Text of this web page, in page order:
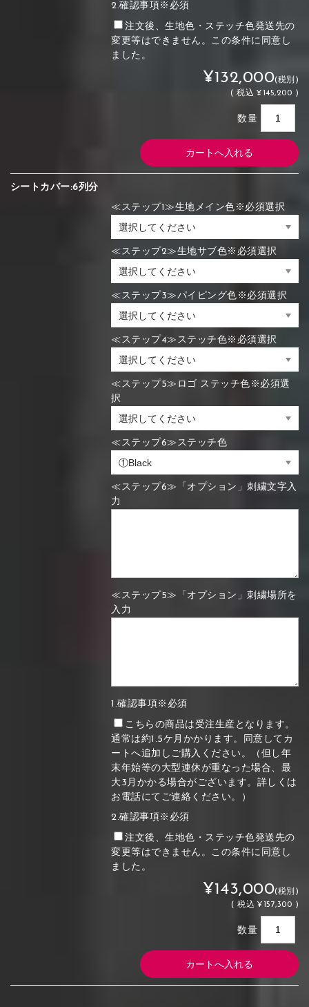
2.確認事項※必須
注文後、生地色・ステッチ色発送先の
変更等はできません。この条件に同意し
ました。
¥132,000(税別)
(税込 ¥145,200 )
数量
シートカバー:6列分
≪ステップ1≫生地メイン色※必須選択
≪ステップ2≫生地サブ色※必須選択
≪ステップ3≫パイピング色※必須選択
≪ステップ4≫ステッチ色※必須選択
≪ステップ5≫ロゴ ステッチ色※必須選
択
≪ステップ6≫ステッチ色
≪ステップ6≫「オプション」刺繍文字入
力
≪ステップ5≫「オプション」刺繍場所を
入力
1.確認事項※必須
こちらの商品は受注生産となります。
通常は約1.5ケ月かかります。同意してカ
ートへ追加しご購入ください。（但し年
末年始等の大型連休が重なった場合、最
大3月かかる場合がございます。詳しくは
お電話にてご連絡ください。）
2.確認事項※必須
注文後、生地色・ステッチ色発送先の
変更等はできません。この条件に同意し
ました。
¥143,000(税別)
(税込 ¥157,300 )
数量